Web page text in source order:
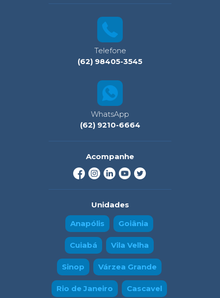
Telefone
(62) 98405-3545
WhatsApp
(62) 9210-6664
Acompanhe
Unidades
Anapólis
Goiânia
Cuiabá Vila Velha
Sinop Várzea Grande
Rio de Janeiro Cascavel